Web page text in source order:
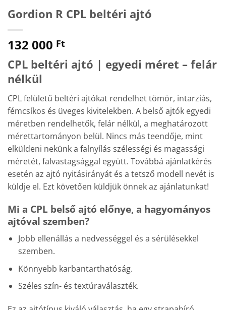
Gordion R CPL beltéri ajtó
132 000 Ft
CPL beltéri ajtó | egyedi méret – felár
nélkül
CPL felületű beltéri ajtókat rendelhet tömör, intarziás,
fémcsíkos és üveges kivitelekben. A belső ajtók egyedi
méretben rendelhetők, felár nélkül, a meghatározott
mérettartományon belül. Nincs más teendője, mint
elküldeni nekünk a falnyílás szélességi és magassági
méretét, falvastagsággal együtt. Továbbá ajánlatkérés
esetén az ajtó nyitásirányát és a tetsző modell nevét is
küldje el. Ezt követően küldjük önnek az ajánlatunkat!
Mi a CPL belső ajtó előnye, a hagyományos
ajtóval szemben?
Jobb ellenállás a nedvességgel és a sérülésekkel
szemben.
Könnyebb karbantarthatóság.
Széles szín- és textúraválaszték.